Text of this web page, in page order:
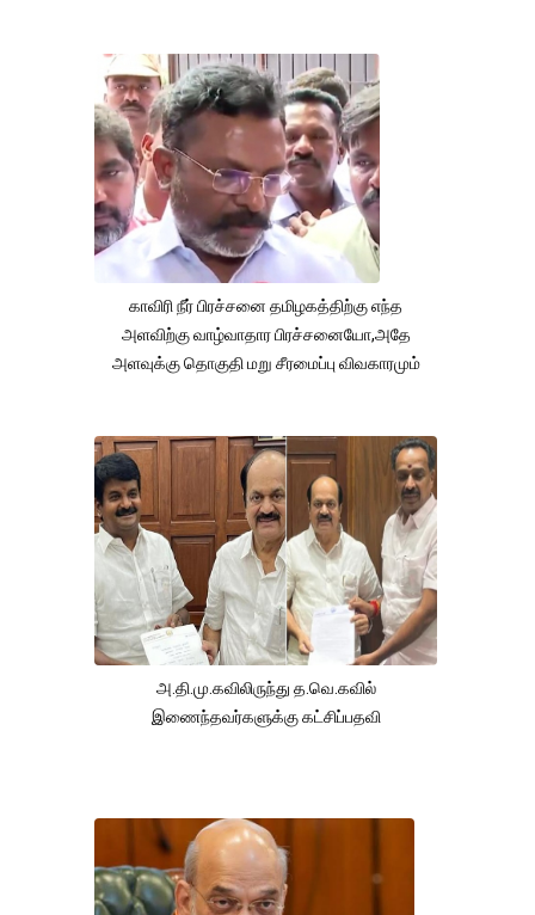
காவிரி நீர் பிரச்சனை தமிழகத்திற்கு எந்த
அளவிற்கு வாழ்வாதார பிரச்சனையோ,அதே
அளவுக்கு தொகுதி மறு சீரமைப்பு விவகாரமும்
அ.தி.மு.கவிலிருந்து த.வெ.கவில்
இணைந்தவர்களுக்கு கட்சிப்பதவி